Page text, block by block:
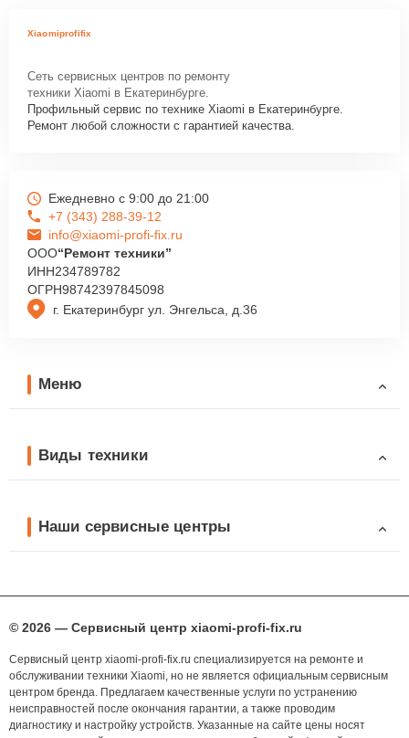
Xiaomiprofifix
Сеть сервисных центров по ремонту
техники Xiaomi в Екатеринбурге.
Профильный сервис по технике Xiaomi в Екатеринбурге.
Ремонт любой сложности с гарантией качества.
г. Екатеринбург ул. Энгельса, д.36
Ежедневно с 9:00 до 21:00
+7 (343) 288-39-12
info@xiaomi-profi-fix.ru
ООО“Ремонт техники”
ИНН234789782
ОГРН98742397845098
Меню
Виды техники
Наши сервисные центры
© 2026 — Сервисный центр xiaomi-profi-fix.ru
Сервисный центр xiaomi-profi-fix.ru специализируется на ремонте и
обслуживании техники Xiaomi, но не является официальным сервисным
центром бренда. Предлагаем качественные услуги по устранению
неисправностей после окончания гарантии, а также проводим
диагностику и настройку устройств. Указанные на сайте цены носят